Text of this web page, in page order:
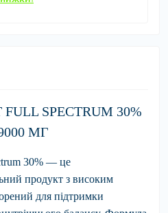
SPECTRUM 30%
МГ
30% — це
продукт з високим
для підтримки